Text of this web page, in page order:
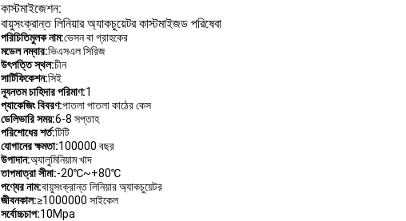
কাস্টমাইজেশন:
বায়ুসংক্রান্ত লিনিয়ার অ্যাকচুয়েটর কাস্টমাইজড পরিষেবা
পরিচিতিমুলক নাম:ভেসন বা গ্রাহকের
মডেল নম্বার:ভিএসএল সিরিজ
উৎপত্তি স্থল:চীন
সার্টিফিকেশন:সিই
ন্যূনতম চাহিদার পরিমাণ:1
প্যাকেজিং বিবরণ:পাতলা পাতলা কাঠের কেস
ডেলিভারি সময়:6-8 সপ্তাহ
পরিশোধের শর্ত:টিটি
যোগানের ক্ষমতা:100000 বছর
উপাদান:অ্যালুমিনিয়াম খাদ
তাপমাত্রা সীমা:-20℃~+80℃
পণ্যের নাম:বায়ুসংক্রান্ত লিনিয়ার অ্যাকচুয়েটর
জীবনকাল:≥1000000 সাইকেল
সর্বোচ্চচাপ:10Mpa